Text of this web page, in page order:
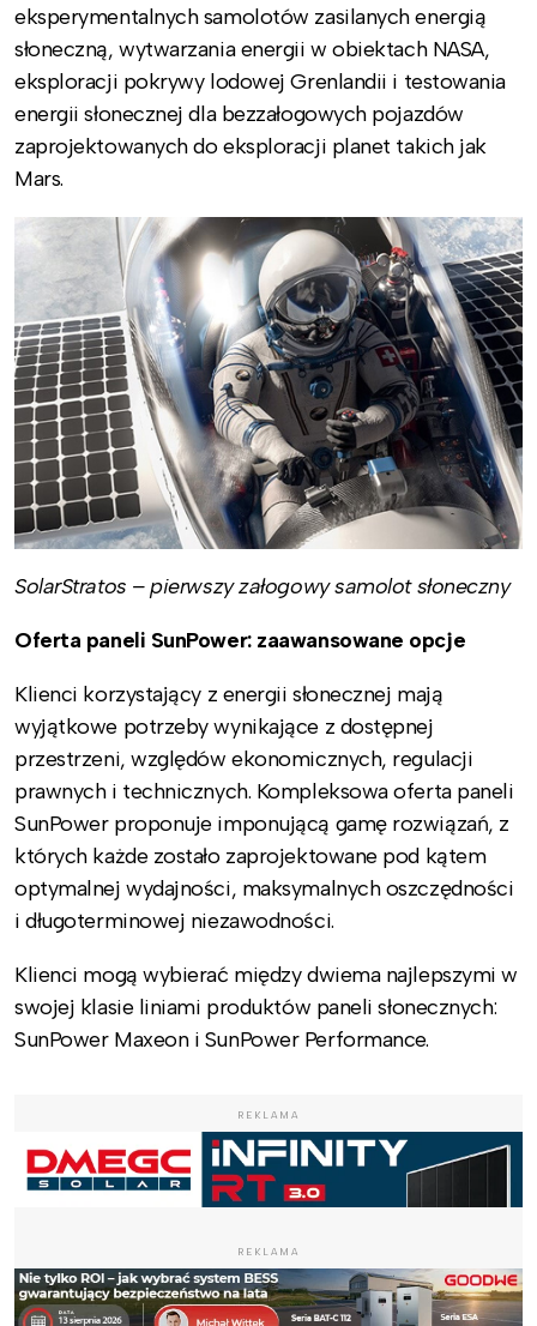
eksperymentalnych samolotów zasilanych energią
słoneczną, wytwarzania energii w obiektach NASA,
eksploracji pokrywy lodowej Grenlandii i testowania
energii słonecznej dla bezzałogowych pojazdów
zaprojektowanych do eksploracji planet takich jak
Mars.
SolarStratos – pierwszy załogowy samolot słoneczny
Oferta paneli SunPower: zaawansowane opcje
Klienci korzystający z energii słonecznej mają
wyjątkowe potrzeby wynikające z dostępnej
przestrzeni, względów ekonomicznych, regulacji
prawnych i technicznych. Kompleksowa oferta paneli
SunPower proponuje imponującą gamę rozwiązań, z
których każde zostało zaprojektowane pod kątem
optymalnej wydajności, maksymalnych oszczędności
i długoterminowej niezawodności.
Klienci mogą wybierać między dwiema najlepszymi w
swojej klasie liniami produktów paneli słonecznych:
SunPower Maxeon i SunPower Performance.
REKLAMA
REKLAMA